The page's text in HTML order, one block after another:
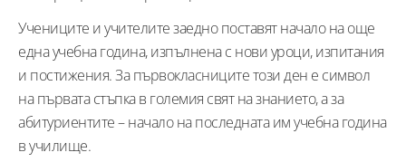
Учениците и учителите заедно поставят начало на още
една учебна година, изпълнена с нови уроци, изпитания
и постижения. За първокласниците този ден е символ
на първата стъпка в големия свят на знанието, а за
абитуриентите – начало на последната им учебна година
в училище.